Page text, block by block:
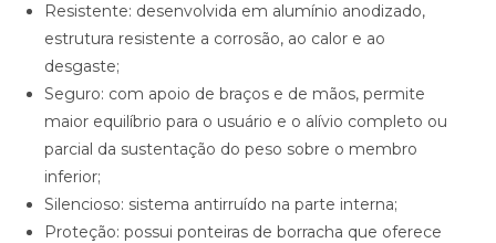
Resistente: desenvolvida em alumínio anodizado,
estrutura resistente a corrosão, ao calor e ao
desgaste;
Seguro: com apoio de braços e de mãos, permite
maior equilíbrio para o usuário e o alívio completo ou
parcial da sustentação do peso sobre o membro
inferior;
Silencioso: sistema antirruído na parte interna;
Proteção: possui ponteiras de borracha que oferece